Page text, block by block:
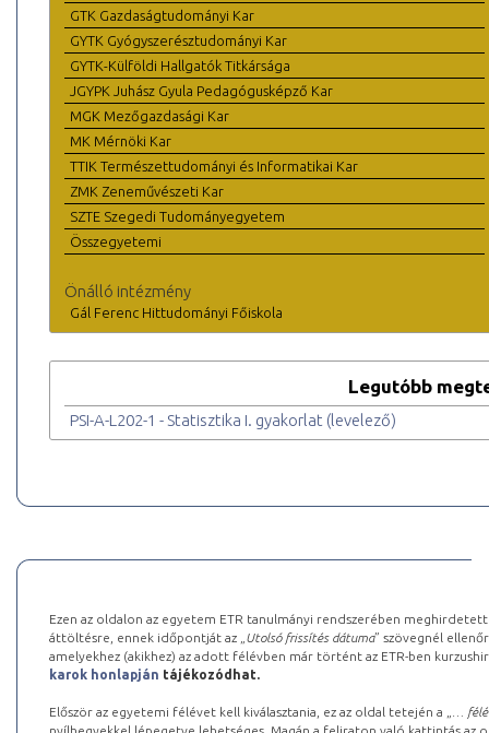
GTK Gazdaságtudományi Kar
GYTK Gyógyszerésztudományi Kar
GYTK-Külföldi Hallgatók Titkársága
JGYPK Juhász Gyula Pedagógusképző Kar
MGK Mezőgazdasági Kar
MK Mérnöki Kar
TTIK Természettudományi és Informatikai Kar
ZMK Zeneművészeti Kar
SZTE Szegedi Tudományegyetem
Összegyetemi
Önálló intézmény
Gál Ferenc Hittudományi Főiskola
Legutóbb
PSI-A-L202-1 - Statisztika I. gyakorlat (levelező)
Ezen az oldalon az egyetem ETR tanulmányi rendszerében
áttöltésre, ennek időpontját az „ Utolsó frissítés dátuma” szövegnél
amelyekhez (akikhez) az adott félévben már történt az ETR-ben
karok honlapján tájékozódhat.
Először az egyetemi félévet kell kiválasztania, ez az oldal tetején a „
…